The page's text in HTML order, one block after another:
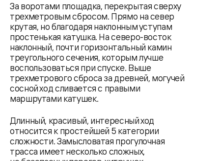
За воротами площадка, перекрытая сверху
трехметровым сбросом. Прямо на север
крутая, но благодаря наклонным уступам
простенькая катушка. На северо-восток
наклонный, почти горизонтальный камин
треугольного сечения, которым лучше
воспользоваться при спуске. Выше
трехметрового сброса за древней, могучей
сосной ход сливается с правыми
маршрутами катушек.
Длинный, красивый, интересный ход
относится к простейшей 5 категории
сложности. Замысловатая прогулочная
трасса имеет несколько сложных,